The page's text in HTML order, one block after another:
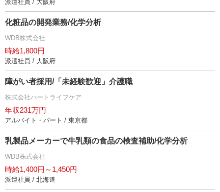
派遣社員 / 大阪府
化粧品の開発業務/化学分析
WDB株式会社
時給1,800円
派遣社員 / 大阪府
障がい者採用/「未経験歓迎」介護職
株式会社ハートライフケア
年収231万円
アルバイト・パート / 東京都
乳製品メーカーで牛乳類の食品の検査補助/化学分析
WDB株式会社
時給1,400円～1,450円
派遣社員 / 北海道